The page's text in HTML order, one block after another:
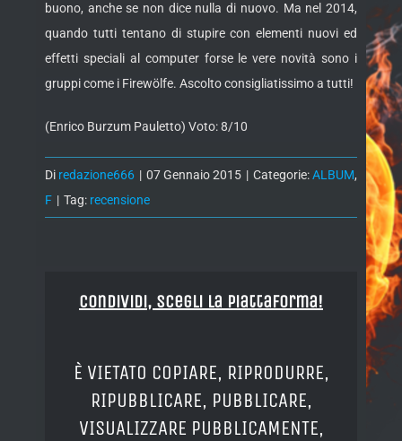
buono, anche se non dice nulla di nuovo. Ma nel 2014,
quando tutti tentano di stupire con elementi nuovi ed
effetti speciali al computer forse le vere novità sono i
gruppi come i Firewölfe. Ascolto consigliatissimo a tutti!
(Enrico Burzum Pauletto) Voto: 8/10
Di redazione666 | 07 Gennaio 2015 | Categorie:ALBUM,
F | Tag: recensione
Condividi, Scegli la piattaforma!
È VIETATO COPIARE, RIPRODURRE,
RIPUBBLICARE, PUBBLICARE,
VISUALIZZARE PUBBLICAMENTE,